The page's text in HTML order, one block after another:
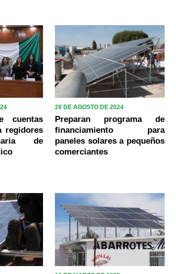
cuentas
regidores
de
28 DE AGOSTO DE 2024
Preparan programa de
financiamiento para
paneles solares a pequeños
comerciantes